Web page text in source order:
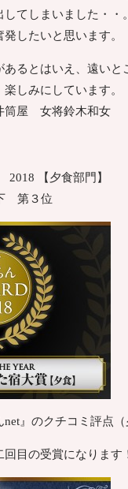
てしまいました・・。
したいと思います。
るとはいえ、遠いと
しみにしています。
筒屋 女将鈴木和女
【夕食部門】
第３位
net』のクチコミ評点
目の受賞になります